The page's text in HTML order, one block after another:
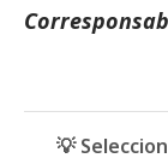
💡